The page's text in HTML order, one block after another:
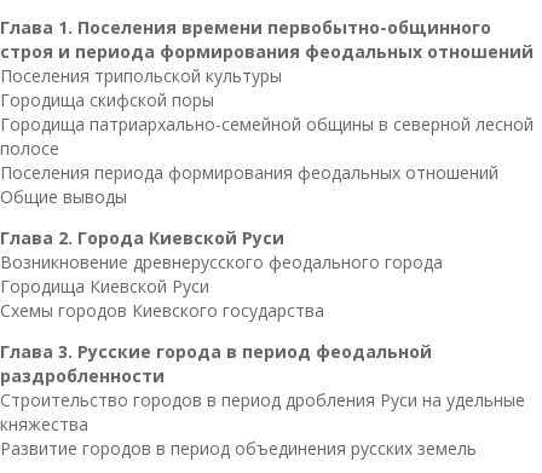
Глава 1. Поселения времени первобытно-общинного
строя и периода формирования феодальных отношений
Поселения трипольской культуры
Городища скифской поры
Городища патриархально-семейной общины в северной лесной
полосе
Поселения периода формирования феодальных отношений
Общие выводы
Глава 2. Города Киевской Руси
Возникновение древнерусского феодального города
Городища Киевской Руси
Схемы городов Киевского государства
Глава 3. Русские города в период феодальной
раздробленности
Строительство городов в период дробления Руси на удельные
княжества
Развитие городов в период объединения русских земель